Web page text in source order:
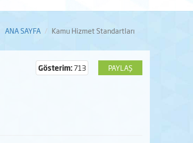
ANA SAYFA Kamu Hizmet Standartları
PAYLAŞ
Gösterim:713